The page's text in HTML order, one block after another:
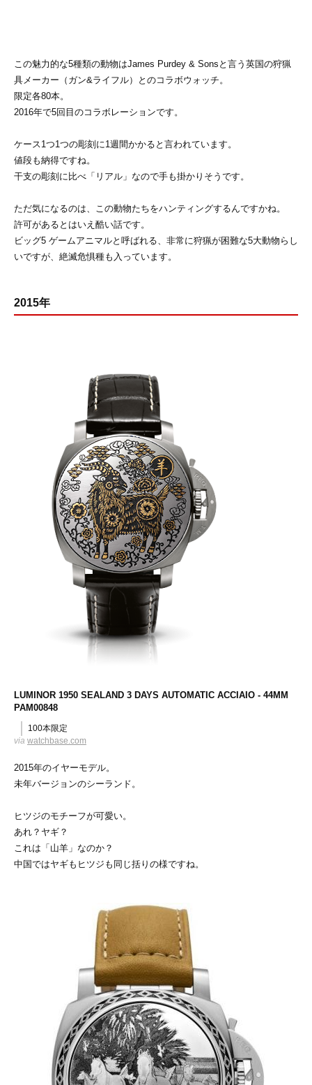
この魅力的な5種類の動物はJames Purdey & Sonsと言う英国の狩猟
具メーカー（ガン&ライフル）とのコラボウォッチ。
限定各80本。
2016年で5回目のコラボレーションです。
ケース1つ1つの彫刻に1週間かかると言われています。
値段も納得ですね。
干支の彫刻に比べ「リアル」なので手も掛かりそうです。
ただ気になるのは、この動物たちをハンティングするんですかね。
許可があるとはいえ酷い話です。
ビッグ5 ゲームアニマルと呼ばれる、非常に狩猟が困難な5大動物らし
いですが、絶滅危惧種も入っています。
2015年
LUMINOR 1950 SEALAND 3 DAYS AUTOMATIC ACCIAIO - 44MM
PAM00848
100本限定
via watchbase.com
2015年のイヤーモデル。
未年バージョンのシーランド。
ヒツジのモチーフが可愛い。
あれ？ヤギ？
これは「山羊」なのか？
中国ではヤギもヒツジも同じ括りの様ですね。